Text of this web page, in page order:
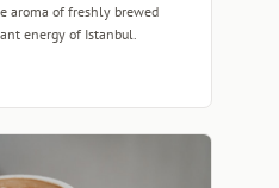
aroma of freshly brewed
energy of Istanbul.